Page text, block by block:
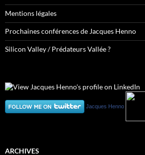
Mentions légales
Prochaines conférences de Jacques Henno
Silicon Valley / Prédateurs Vallée ?
Jacques Henno
ARCHIVES